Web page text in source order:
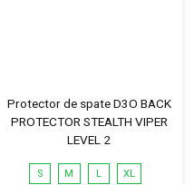
Protector de spate D3O BACK
PROTECTOR STEALTH VIPER
LEVEL 2
S M L XL